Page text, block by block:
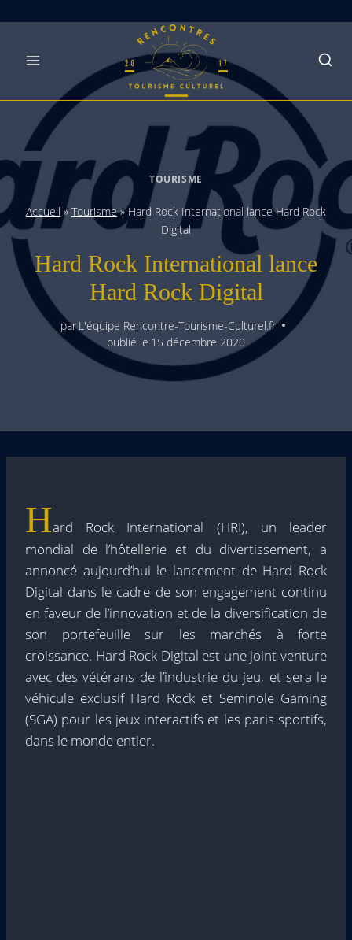
TOURISME
Accueil » Tourisme»Hard Rock International lance Hard Rock
Digital
Hard Rock International lance
Hard Rock Digital
par L'équipe Rencontre-Tourisme-Culturel.fr
publié le 15 décembre 2020
Hard Rock International (HRI), un leader
mondial de l’hôtellerie et du divertissement, a
annoncé aujourd’hui le lancement de Hard Rock
Digital dans le cadre de son engagement continu
en faveur de l’innovation et de la diversification de
son portefeuille sur les marchés à forte
croissance. Hard Rock Digital est une joint-venture
avec des vétérans de l’industrie du jeu, et sera le
véhicule exclusif Hard Rock et Seminole Gaming
(SGA) pour les jeux interactifs et les paris sportifs,
dans le monde entier.